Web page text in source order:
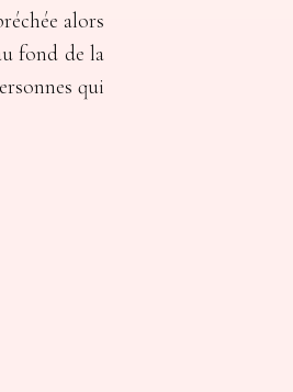
alors
fond de la
qui